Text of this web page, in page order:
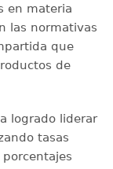
en materia
las normativas
que
de
logrado liderar
tasas